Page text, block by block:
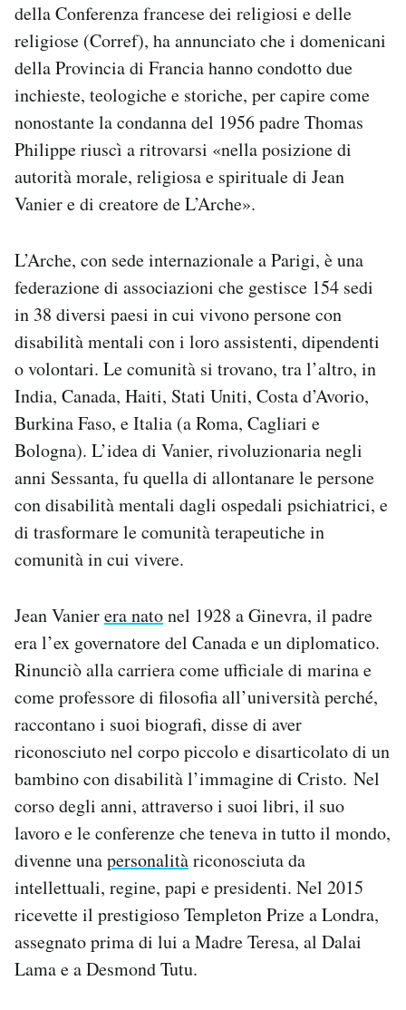
della Conferenza francese dei religiosi e delle
religiose (Corref), ha annunciato che i domenicani
della Provincia di Francia hanno condotto due
inchieste, teologiche e storiche, per capire come
nonostante la condanna del 1956 padre Thomas
Philippe riuscì a ritrovarsi «nella posizione di
autorità morale, religiosa e spirituale di Jean
Vanier e di creatore de L’Arche».
L’Arche, con sede internazionale a Parigi, è una
federazione di associazioni che gestisce 154 sedi
in 38 diversi paesi in cui vivono persone con
disabilità mentali con i loro assistenti, dipendenti
o volontari. Le comunità si trovano, tra l’altro, in
India, Canada, Haiti, Stati Uniti, Costa d’Avorio,
Burkina Faso, e Italia (a Roma, Cagliari e
Bologna). L’idea di Vanier, rivoluzionaria negli
anni Sessanta, fu quella di allontanare le persone
con disabilità mentali dagli ospedali psichiatrici, e
di trasformare le comunità terapeutiche in
comunità in cui vivere.
Jean Vanierera natonel 1928 a Ginevra, il padre
era l’ex governatore del Canada e un diplomatico.
Rinunciò alla carriera come ufficiale di marina e
come professore di filosofia all’università perché,
raccontano i suoi biografi, disse di aver
riconosciuto nel corpo piccolo e disarticolato di un
bambino con disabilità l’immagine di Cristo. Nel
corso degli anni, attraverso i suoi libri, il suo
lavoro e le conferenze che teneva in tutto il mondo,
divenne unapersonalitàriconosciuta da
intellettuali, regine, papi e presidenti. Nel 2015
ricevette il prestigioso Templeton Prize a Londra,
assegnato prima di lui a Madre Teresa, al Dalai
Lama e a Desmond Tutu.